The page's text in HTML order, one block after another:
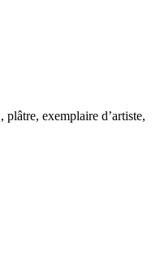
exemplaire d’artiste,